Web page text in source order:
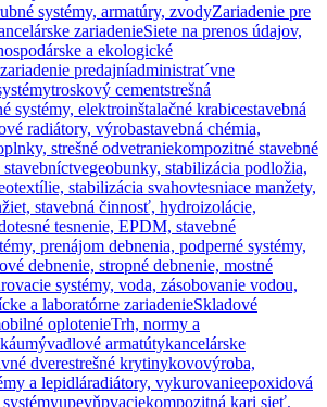
systémy, armatúry, zvodyZariadenie pre
zariadenieSiete na prenos údajov,
a ekologické
zariadenie predajníadministrat´vne
troskový cementstrešná
systémy, elektroinštalačné krabicestavebná
radiátory, výrobastavebná chémia,
strešné odvetraniekompozitné stavebné
geobunky, stabilizácia podložia,
stabilizácia svahovtesniace manžety,
stavebná činnosť, hydroizolácie,
tesnenie, EPDM, stavebné
prenájom debnenia, podperné systémy,
debnenie, stropné debnenie, mostné
systémy, voda, zásobovanie vodou,
a laboratórne zariadenieSkladové
oplotenieTrh, normy a
umývadlové armatútykancelárske
dverestrešné krytinykovovýroba,
a lepidláradiátory, vykurovanieepoxidová
upevňpvaciekompozitná kari sieť,